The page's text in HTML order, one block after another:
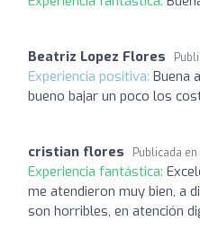
Beatriz Lopez Flores
Experiencia positiva: Buena
bueno bajar un poco los
cristian flores Publicada en
Experiencia fantástica:
me atendieron muy bien, a
son horribles, en atención